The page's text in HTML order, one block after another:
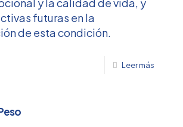
futuras en la
de esta condición.
Leer más